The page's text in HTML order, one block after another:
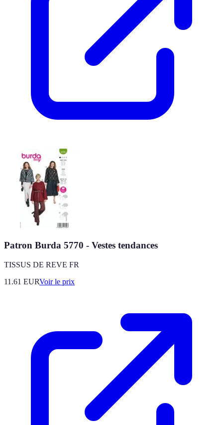
Patron Burda 5770 - Vestes tendances
TISSUS DE REVE FR
11.61 EURVoir le prix